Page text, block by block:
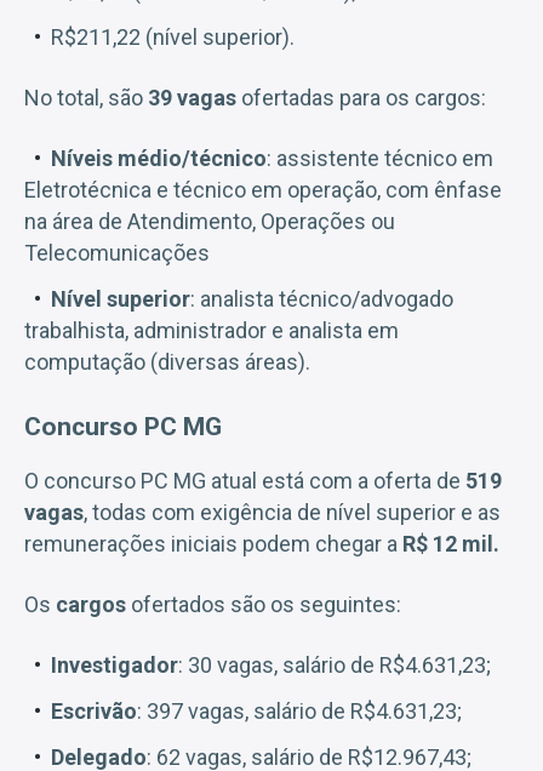
R$211,22 (nível superior).
No total, são 39 vagas ofertadas para os cargos:
Níveis médio/técnico: assistente técnico em
Eletrotécnica e técnico em operação, com ênfase
na área de Atendimento, Operações ou
Telecomunicações
Nível superior: analista técnico/advogado
trabalhista, administrador e analista em
computação (diversas áreas).
Concurso PC MG
O concurso PC MG atual está com a oferta de 519
vagas, todas com exigência de nível superior e as
remunerações iniciais podem chegar a R$ 12 mil.
Os cargos ofertados são os seguintes:
Investigador: 30 vagas, salário de R$4.631,23;
Escrivão: 397 vagas, salário de R$4.631,23;
Delegado: 62 vagas, salário de R$12.967,43;